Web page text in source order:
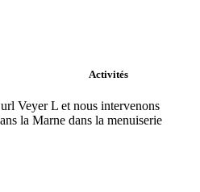
Activités
Veyer L et nous intervenons
la Marne dans la menuiserie